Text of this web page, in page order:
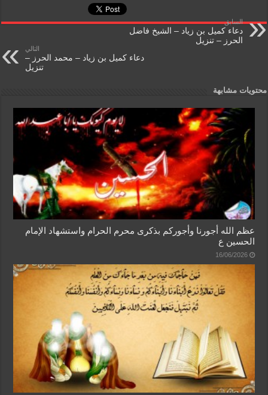
e
b
o
k
A
ri
e
n
a
e
السابق
دعاء كميل بن زياد – الشيخ فاضل
الحرز – تنزيل
التالي
دعاء كميل بن زياد – محمد الحرز –
تنزيل
محتويات مشابهة
عظم الله أجورنا وأجوركم بذكرى محرم الحرام واستشهاد الإمام
الحسين ع
16/06/2026